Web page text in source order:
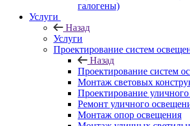
галогены)
Услуги
Назад
Услуги
Проектирование систем
Назад
Проектирование систем
Монтаж световых
Проектирование
Ремонт уличного
Монтаж опор освещения